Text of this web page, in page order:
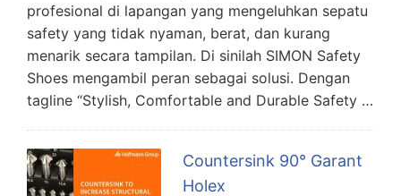
profesional di lapangan yang mengeluhkan sepatu
safety yang tidak nyaman, berat, dan kurang
menarik secara tampilan. Di sinilah SIMON Safety
Shoes mengambil peran sebagai solusi. Dengan
tagline “Stylish, Comfortable and Durable Safety …
Countersink 90° Garant
Holex